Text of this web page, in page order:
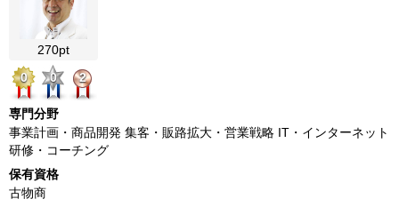
270pt
0
0 2
専門分野
事業計画・商品開発 集客・販路拡大・営業戦略 IT・インターネット
研修・コーチング
保有資格
古物商